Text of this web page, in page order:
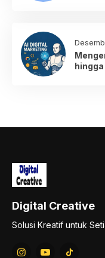
Digital Creative
Solusi Kreatif untuk